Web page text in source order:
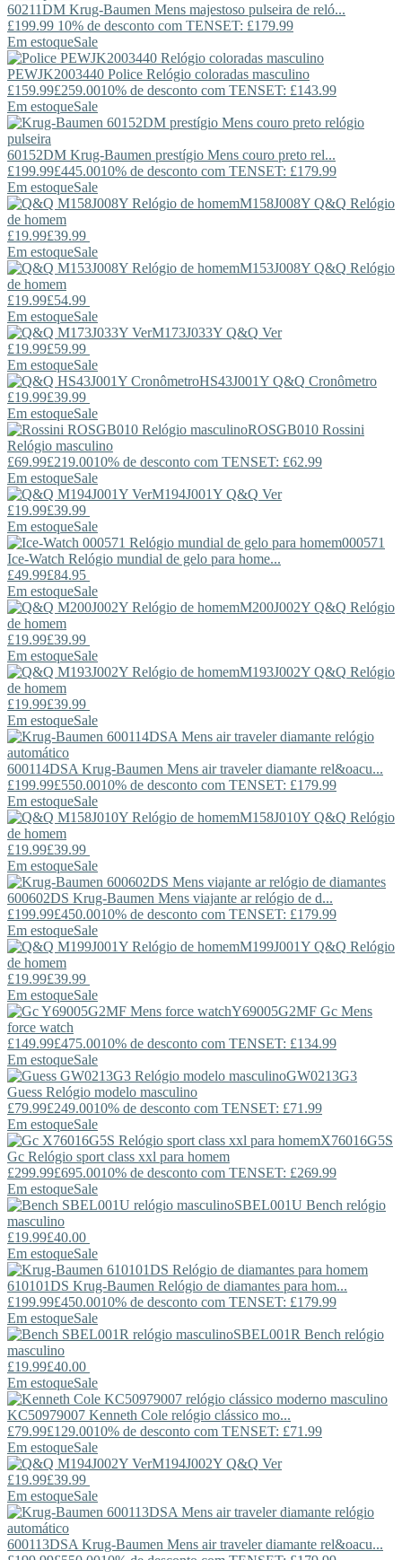
60211DM Krug-Baumen Mens majestoso pulseira de reló...
£199.99 10% de desconto com TENSET: £179.99
Em estoqueSale
PEWJK2003440 Police Relógio coloradas masculino
£159.99£259.0010% de desconto com TENSET: £143.99
Em estoqueSale
60152DM Krug-Baumen prestígio Mens couro preto rel...
£199.99£445.0010% de desconto com TENSET: £179.99
Em estoqueSale
M158J008Y Q&Q Relógio
de homem
£19.99£39.99
Em estoqueSale
M153J008Y Q&Q Relógio
de homem
£19.99£54.99
Em estoqueSale
M173J033Y Q&Q Ver
£19.99£59.99
Em estoqueSale
HS43J001Y Q&Q Cronômetro
£19.99£39.99
Em estoqueSale
ROSGB010 Rossini
Relógio masculino
£69.99£219.0010% de desconto com TENSET: £62.99
Em estoqueSale
M194J001Y Q&Q Ver
£19.99£39.99
Em estoqueSale
000571
Ice-Watch Relógio mundial de gelo para home...
£49.99£84.95
Em estoqueSale
M200J002Y Q&Q Relógio
de homem
£19.99£39.99
Em estoqueSale
M193J002Y Q&Q Relógio
de homem
£19.99£39.99
Em estoqueSale
600114DSA Krug-Baumen Mens air traveler diamante rel&oacu...
£199.99£550.0010% de desconto com TENSET: £179.99
Em estoqueSale
M158J010Y Q&Q Relógio
de homem
£19.99£39.99
Em estoqueSale
600602DS Krug-Baumen Mens viajante ar relógio de d...
£199.99£450.0010% de desconto com TENSET: £179.99
Em estoqueSale
M199J001Y Q&Q Relógio
de homem
£19.99£39.99
Em estoqueSale
Y69005G2MF Gc Mens
force watch
£149.99£475.0010% de desconto com TENSET: £134.99
Em estoqueSale
GW0213G3
Guess Relógio modelo masculino
£79.99£249.0010% de desconto com TENSET: £71.99
Em estoqueSale
X76016G5S
Gc Relógio sport class xxl para homem
£299.99£695.0010% de desconto com TENSET: £269.99
Em estoqueSale
SBEL001U Bench relógio
masculino
£19.99£40.00
Em estoqueSale
610101DS Krug-Baumen Relógio de diamantes para hom...
£199.99£450.0010% de desconto com TENSET: £179.99
Em estoqueSale
SBEL001R Bench relógio
masculino
£19.99£40.00
Em estoqueSale
KC50979007 Kenneth Cole relógio clássico mo...
£79.99£129.0010% de desconto com TENSET: £71.99
Em estoqueSale
M194J002Y Q&Q Ver
£19.99£39.99
Em estoqueSale
600113DSA Krug-Baumen Mens air traveler diamante rel&oacu...